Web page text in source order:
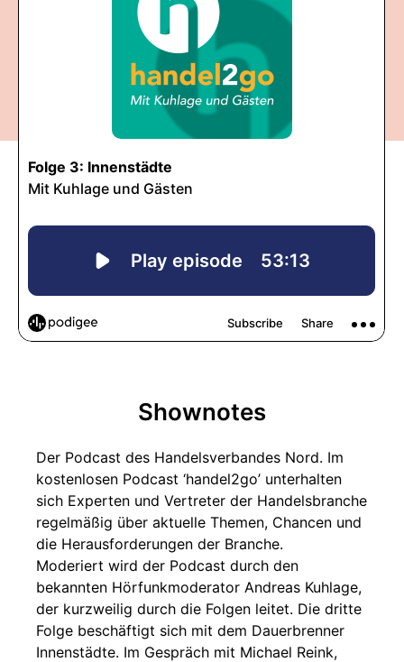
Shownotes
Der Podcast des Handelsverbandes Nord. Im
kostenlosen Podcast ‘handel2go’ unterhalten
sich Experten und Vertreter der Handelsbranche
regelmäßig über aktuelle Themen, Chancen und
die Herausforderungen der Branche.
Moderiert wird der Podcast durch den
bekannten Hörfunkmoderator Andreas Kuhlage,
der kurzweilig durch die Folgen leitet. Die dritte
Folge beschäftigt sich mit dem Dauerbrenner
Innenstädte. Im Gespräch mit Michael Reink,